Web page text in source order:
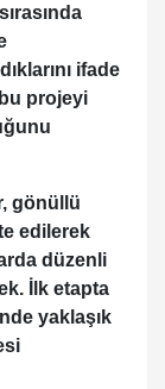
ifade
projeyi
gönüllü
edilerek
düzenli
İlk etapta
yaklaşık